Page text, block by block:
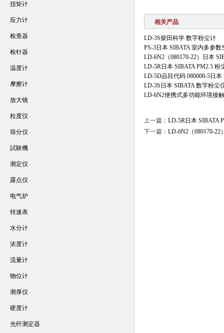
相关产品
LD-3S柴田科学 数字粉尘计
PS-3日本 SIBATA 室内多参
LD-6N2（080170-22）日本
LD-5R日本 SIBATA PM2.5 粉
LD-5D品目代码 080000-5日
LD-3S日本 SIBATA 数字粉尘
LD-6N2便携式多功能环境接
上一篇： LD-5R日本 SIBATA
下一篇： LD-6N2（080170-
扭矩计
应力计
检查器
检针器
温度计
摩擦计
放大镜
粒度仪
筛分仪
試験機
测定仪
露点仪
电气炉
转速表
水分计
浓度计
流量计
物位计
测厚仪
硬度计
光纤测定器